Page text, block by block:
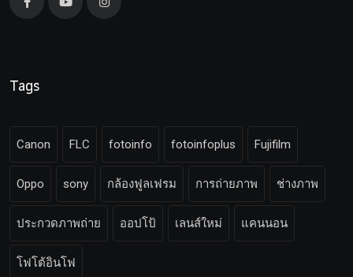
Tags
Canon FLC fotoinfo fotoinfoplus Fujifilm
Oppo sony กล้องฟูลเฟรม การถ่ายภาพ ช่างภาพ
ประกวดภาพถ่าย ออปโป้ เลนส์ใหม่ แคนนอน
โฟโต้อินโฟ